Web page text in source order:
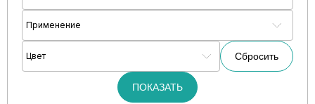
Применение
Цвет Сбросить
ПОКАЗАТЬ